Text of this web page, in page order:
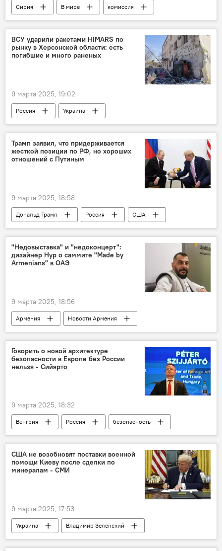
Сирия В мире комиссия
ВСУ ударили ракетами HIMARS по
рынку в Херсонской области: есть
погибшие и много раненых
9 марта 2025, 19:02
Россия Украина
Трамп заявил, что придерживается
жесткой позиции по РФ, но хороших
отношений с Путиным
9 марта 2025, 18:58
Дональд Трамп Россия США
"Недовыставка" и "недоконцерт":
дизайнер Нур о саммите "Made by
Armenians" в ОАЭ
9 марта 2025, 18:56
Армения
Новости Армения
Выставка
ОАЭ
ЭКСПО
Говорить о новой архитектуре
безопасности в Европе без России
нельзя - Сийярто
9 марта 2025, 18:32
Венгрия Россия безопасность
США не возобновят поставки военной
помощи Киеву после сделки по
минералам - СМИ
9 марта 2025, 17:53
Украина
Владимир Зеленский
США